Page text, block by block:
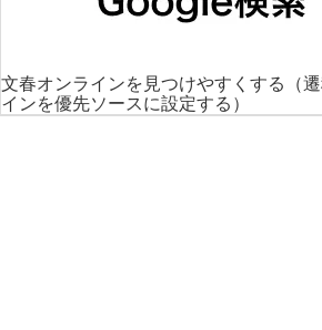
文春オンラインを見つけやすくする
（
インを優先ソースに設定する）